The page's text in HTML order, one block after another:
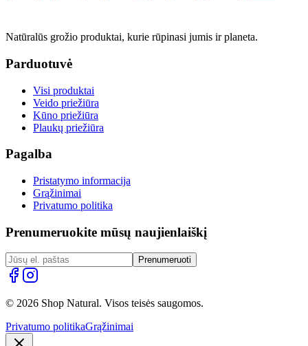
Natūralūs grožio produktai, kurie rūpinasi jumis ir planeta.
Parduotuvė
Visi produktai
Veido priežiūra
Kūno priežiūra
Plaukų priežiūra
Pagalba
Pristatymo informacija
Grąžinimai
Privatumo politika
Prenumeruokite mūsų naujienlaiškį
Prenumeruoti
© 2026 Shop Natural. Visos teisės saugomos.
Privatumo politikaGrąžinimai